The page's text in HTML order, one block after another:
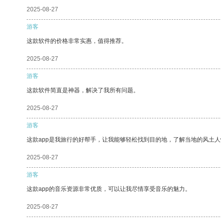
2025-08-27
游客
这款软件的价格非常实惠，值得推荐。
2025-08-27
游客
这款软件简直是神器，解决了我所有问题。
2025-08-27
游客
这款app是我旅行的好帮手，让我能够轻松找到目的地，了解当地的风土
2025-08-27
游客
这款app的音乐资源非常优质，可以让我尽情享受音乐的魅力。
2025-08-27